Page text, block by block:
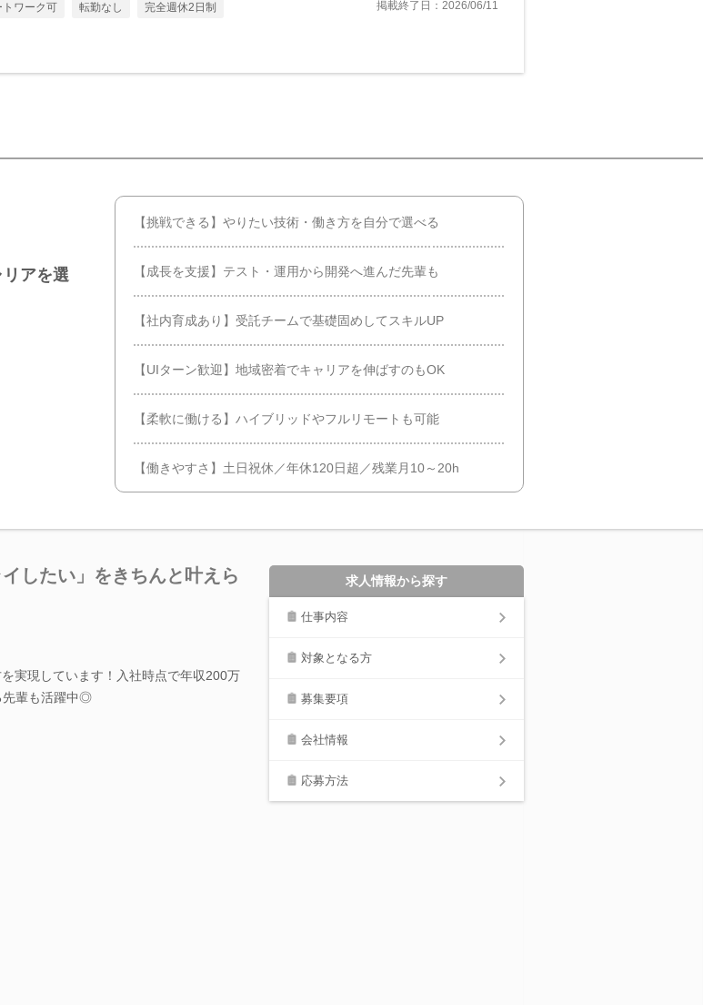
トワーク可 転勤なし 完全週休2日制 掲載終了日：2026/06/11
リアを選
【挑戦できる】やりたい技術・働き方を自分で選べる
【成長を支援】テスト・運用から開発へ進んだ先輩も
【社内育成あり】受託チームで基礎固めしてスキルUP
【UIターン歓迎】地域密着でキャリアを伸ばすのもOK
【柔軟に働ける】ハイブリッドやフルリモートも可能
【働きやすさ】土日祝休／年休120日超／残業月10～20h
したい」をきちんと叶えら
実現しています！入社時点で年収200万
先輩も活躍中◎
求人情報から探す
仕事内容
対象となる方
募集要項
会社情報
応募方法